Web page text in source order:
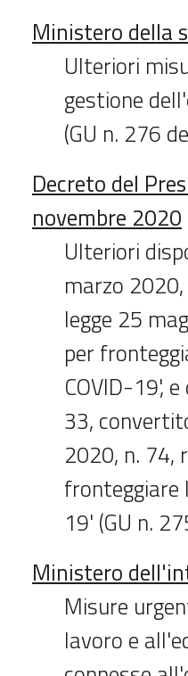
Ministero della
Ulteriori
gestione
(GU n. 276
Decreto del
novembre 2020
Ulteriori
marzo
legge 25
per
COVID-19',
33,
2020, n. 74,
fronteggiare
19' (GU n.
Ministero
Misure
lavoro e